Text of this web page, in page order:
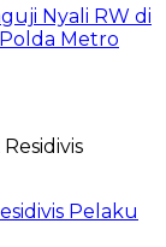
Nyali RW di
Metro
Pelaku